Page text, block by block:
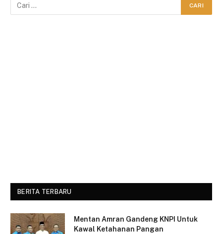
BERITA TERBARU
Mentan Amran Gandeng KNPI Untuk
Kawal Ketahanan Pangan